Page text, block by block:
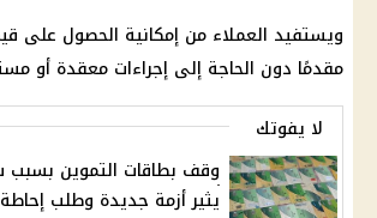
ويستفيد العملاء من إمكانية الحصول على
مقدمًا دون الحاجة إلى إجراءات معقدة أو
لا يفوتك
وقف بطاقات التموين بسبب
يثير أزمة جديدة وطلب إحاطة